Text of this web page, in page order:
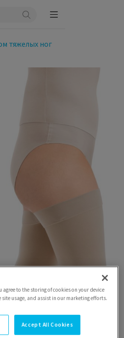
тяжелых ног
agree to the storing of cookies on your device
usage, and assist in our marketing efforts.
Accept All Cookies